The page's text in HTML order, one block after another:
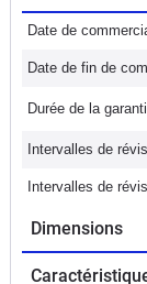
Date de
Date de fin de
Durée de la
Intervalles de
Intervalles de
Dimensions